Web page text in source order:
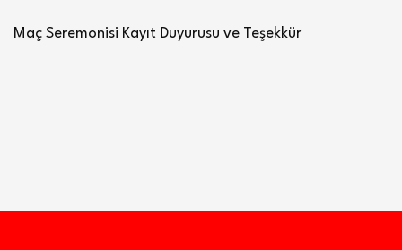
Maç Seremonisi Kayıt Duyurusu ve Teşekkür